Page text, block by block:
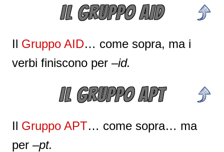
IL GRUPPO AID
Il Gruppo AID… come sopra, ma i
verbi finiscono per –id.
IL GRUPPO APT
Il Gruppo APT… come sopra… ma
per –pt.